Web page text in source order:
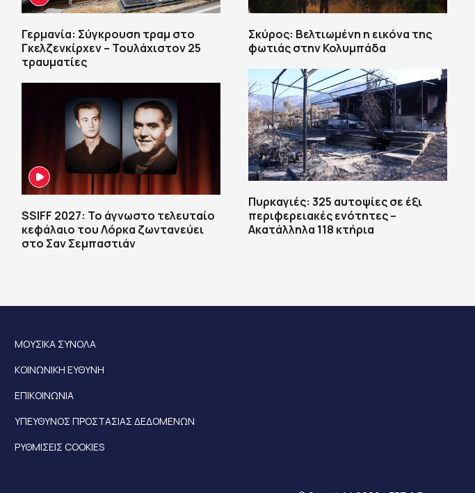
Γερμανία: Σύγκρουση τραμ στο
Γκελζενκίρχεν – Τουλάχιστον 25
τραυματίες
SSIFF 2027: Το άγνωστο τελευταίο
κεφάλαιο του Λόρκα ζωντανεύει
στο Σαν Σεμπαστιάν
Σκύρος: Βελτιωμένη η εικόνα της
φωτιάς στην Κολυμπάδα
Πυρκαγιές: 325 αυτοψίες σε έξι
περιφερειακές ενότητες –
Ακατάλληλα 118 κτήρια
ΜΟΥΣΙΚΑ ΣΥΝΟΛΑ
ΚΟΙΝΩΝΙΚΗ ΕΥΘΥΝΗ
ΕΠΙΚΟΙΝΩΝΙΑ
ΥΠΕΥΘΥΝΟΣ ΠΡΟΣΤΑΣΙΑΣ ΔΕΔΟΜΕΝΩΝ
ΡΥΘΜΙΣΕΙΣ COOKIES